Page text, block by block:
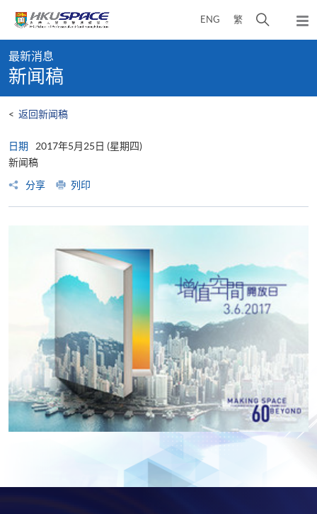
content
ENG 繁
开
弹
出
content
start
最新消息
新闻稿
< 返回新闻稿
日期
2017年5月25日 (星期四)
新闻稿
分享
列印